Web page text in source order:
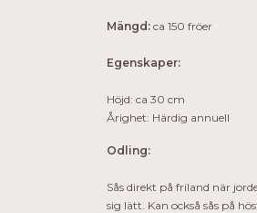
Mängd: ca 150 fröer
Egenskaper:
Höjd: ca 30 cm
Årighet: Härdig annuell
Odling:
Sås direkt på friland när
sig lätt. Kan också sås på